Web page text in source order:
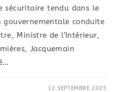
sécuritaire tendu dans le
conduite
Ministre de l’Intérieur,
Jacquemain
12 SEPTEMBRE 2025